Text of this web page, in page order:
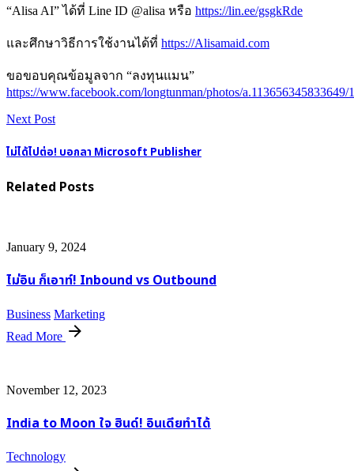
“Alisa AI” ได้ที่ Line ID @alisa หรือ https://lin.ee/gsgkRde
และศึกษาวิธีการใช้งานได้ที่ https://Alisamaid.com
ขอขอบคุณข้อมูลจาก “ลงทุนแมน”
https://www.facebook.com/longtunman/photos/a.113656345833649/
Next Post
ไม่ได้ไปต่อ! บอกลา Microsoft Publisher
Related Posts
January 9, 2024
ไม่อิน ก็เอาท์! Inbound vs Outbound
Business Marketing
Read More
November 12, 2023
India to Moon ใจ ฮินด์! อินเดียทำได้
Technology